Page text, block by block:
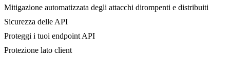
Mitigazione automatizzata degli attacchi dirompenti e distribuiti
Sicurezza delle API
Proteggi i tuoi endpoint API
Protezione lato client